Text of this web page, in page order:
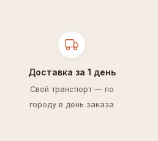
Доставка за 1 день
Свой транспорт — по
городу в день заказа